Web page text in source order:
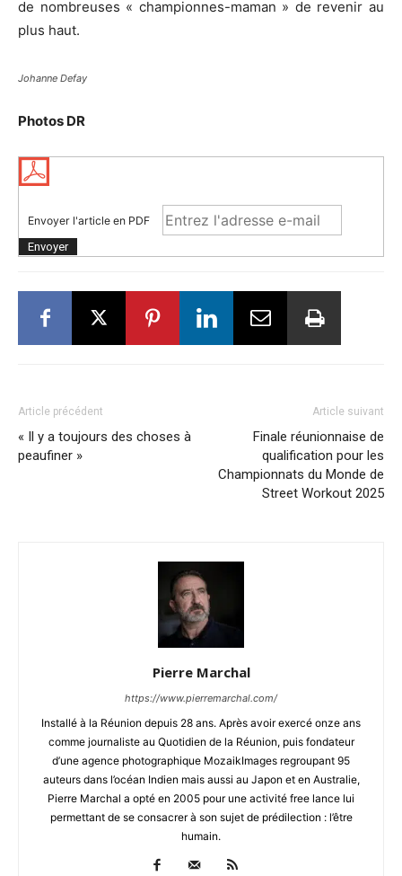
de nombreuses « championnes-maman » de revenir au
plus haut.
Johanne Defay
Photos DR
Envoyer l'article en PDF
Article précédent
« Il y a toujours des choses à
peaufiner »
Article suivant
Finale réunionnaise de
qualification pour les
Championnats du Monde de
Street Workout 2025
Pierre Marchal
https://www.pierremarchal.com/
Installé à la Réunion depuis 28 ans. Après avoir exercé onze ans
comme journaliste au Quotidien de la Réunion, puis fondateur
d’une agence photographique MozaikImages regroupant 95
auteurs dans l’océan Indien mais aussi au Japon et en Australie,
Pierre Marchal a opté en 2005 pour une activité free lance lui
permettant de se consacrer à son sujet de prédilection : l’être
humain.